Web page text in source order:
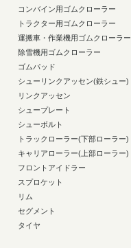
コンバイン用ゴムクローラー
トラクター用ゴムクローラー
運搬車・作業機用ゴムクローラー
除雪機用ゴムクローラー
ゴムパッド
シューリンクアッセン(鉄シュー)
リンクアッセン
シュープレート
シューボルト
トラックローラー(下部ローラー)
キャリアローラー(上部ローラー)
フロントアイドラー
スプロケット
リム
セグメント
タイヤ